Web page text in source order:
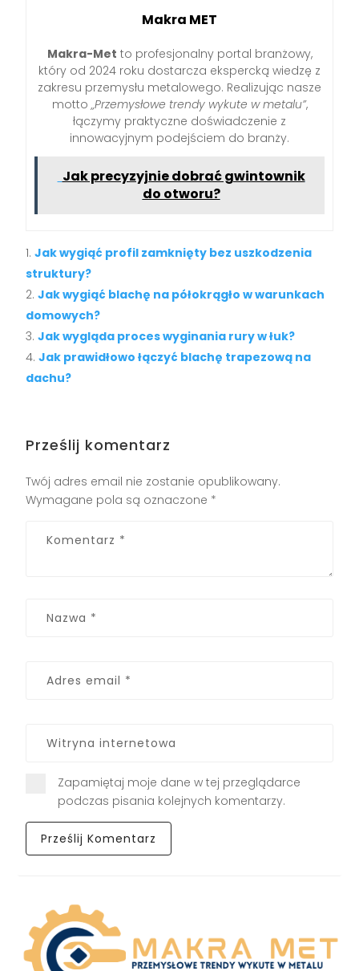
Makra MET
Makra-Met to profesjonalny portal branżowy,
który od 2024 roku dostarcza ekspercką wiedzę z
zakresu przemysłu metalowego. Realizując nasze
motto „Przemysłowe trendy wykute w metalu”,
łączymy praktyczne doświadczenie z
innowacyjnym podejściem do branży.
Jak precyzyjnie dobrać gwintownik
do otworu?
Jak wygiąć profil zamknięty bez uszkodzenia
struktury?
Jak wygiąć blachę na półokrągło w warunkach
domowych?
Jak wygląda proces wyginania rury w łuk?
Jak prawidłowo łączyć blachę trapezową na
dachu?
Prześlij komentarz
Twój adres email nie zostanie opublikowany.
Wymagane pola są oznaczone *
Zapamiętaj moje dane w tej przeglądarce
podczas pisania kolejnych komentarzy.